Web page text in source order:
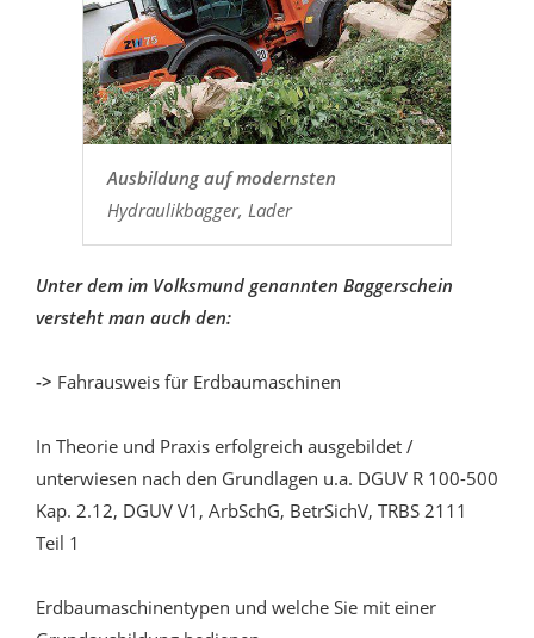
Ausbildung auf modernsten
Hydraulikbagger, Lader
Unter dem im Volksmund genannten Baggerschein
versteht man auch den:
-> Fahrausweis für Erdbaumaschinen
In Theorie und Praxis erfolgreich ausgebildet /
unterwiesen nach den Grundlagen u.a. DGUV R 100-500
Kap. 2.12, DGUV V1, ArbSchG, BetrSichV, TRBS 2111
Teil 1
Erdbaumaschinentypen und welche Sie mit einer